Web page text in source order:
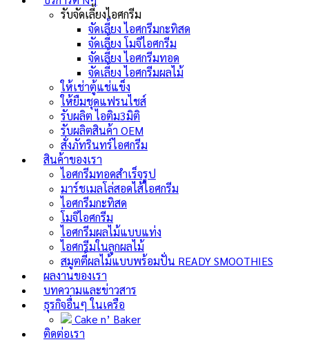
รับจัดเลี้ยงไอศกรีม
จัดเลี้ยง ไอศกรีมกะทิสด
จัดเลี้ยง โมจิไอศกรีม
จัดเลี้ยง ไอศกรีมทอด
จัดเลี้ยง ไอศกรีมผลไม้
ให้เช่าตู้แช่แข็ง
ให้ยืมชุดแฟรนไชส์
รับผลิต ไอติม3มิติ
รับผลิตสินค้า OEM
สั่งภัทรินทร์ไอศกรีม
สินค้าของเรา
ไอศกรีมทอดสำเร็จรูป
มาร์ชเมลโล่สอดไส้ไอศกรีม
ไอศกรีมกะทิสด
โมจิไอศกรีม
ไอศกรีมผลไม้แบบแท่ง
ไอศกรีมในลูกผลไม้
สมูตตี้ผลไม้แบบพร้อมปั่น READY SMOOTHIES
ผลงานของเรา
บทความและข่าวสาร
ธุรกิจอื่นๆ ในเครือ
Cake n’ Baker
ติดต่อเรา